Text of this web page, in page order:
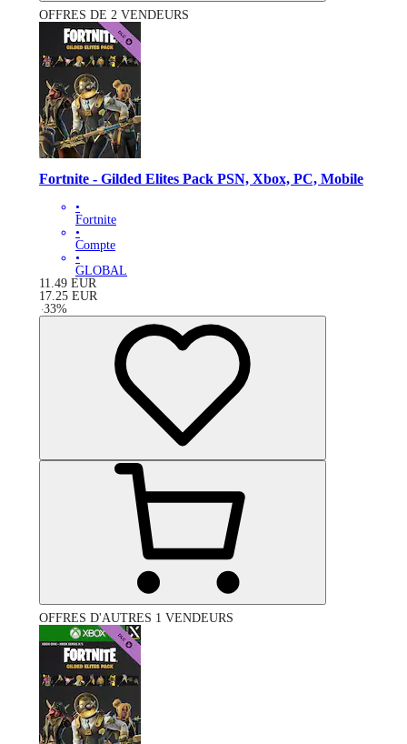
OFFRES DE 2 VENDEURS
Fortnite - Gilded Elites Pack PSN, Xbox, PC, Mobile
•
Fortnite
•
Compte
•
GLOBAL
11.49 EUR
17.25 EUR
-33%
OFFRES D'AUTRES 1 VENDEURS